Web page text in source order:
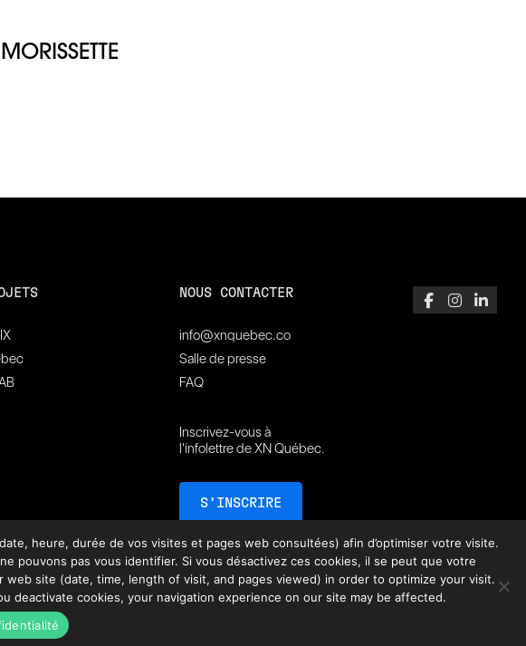
NOUS CONTACTER
info@xnquebec.co
Salle de presse
FAQ
Inscrivez-vous à
l'infolettre de XN Québec.
S’INSCRIRE
heure, durée de vos visites et pages web consultées) afin d’optimiser votre visite.
pouvons pas vous identifier. Si vous désactivez ces cookies, il se peut que votre
site (date, time, length of visit, and pages viewed) in order to optimize your visit.
deactivate cookies, your navigation experience on our site may be affected.